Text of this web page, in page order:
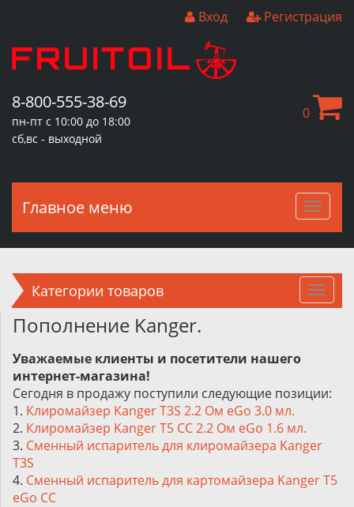
Вход Регистрация
8-800-555-38-69
пн-пт с 10:00 до 18:00
сб,вс - выходной
0
Главное меню
Категории товаров
Пополнение Kanger.
Уважаемые клиенты и посетители нашего
интернет-магазина!
Сегодня в продажу поступили следующие позиции:
1. Клиромайзер Kanger T3S 2.2 Ом eGo 3.0 мл.
2. Клиромайзер Kanger T5 CC 2.2 Ом eGo 1.6 мл.
3. Сменный испаритель для клиромайзера Kanger
T3S
4. Сменный испаритель для картомайзера Kanger T5
eGo CC